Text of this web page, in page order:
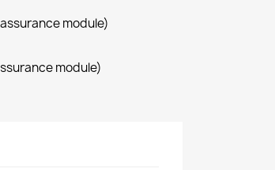
module)
module)